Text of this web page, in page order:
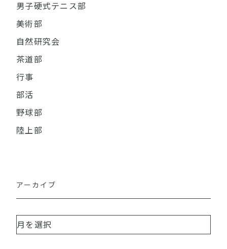
男子硬式テニス部
美術部
自然研究会
茶道部
行事
部活
野球部
陸上部
アーカイブ